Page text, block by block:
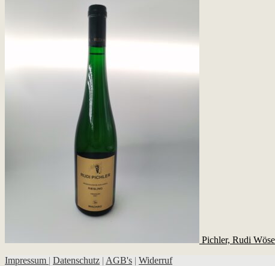
Pichler, Rudi
Impressum | Datenschutz | AGB's | Widerruf